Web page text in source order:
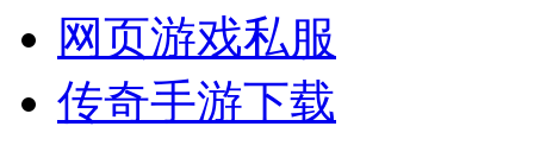
网页游戏私服
传奇手游下载